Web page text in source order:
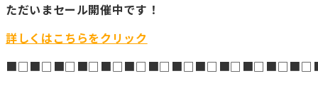
ただいまセール開催中です！
詳しくはこちらをクリック